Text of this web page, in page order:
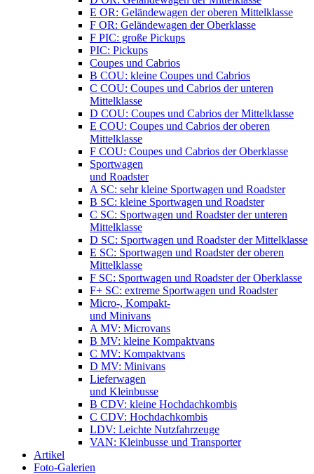
E OR: Geländewagen der oberen Mittelklasse
F OR: Geländewagen der Oberklasse
F PIC: große Pickups
PIC: Pickups
Coupes und Cabrios
B COU: kleine Coupes und Cabrios
C COU: Coupes und Cabrios der unteren
Mittelklasse
D COU: Coupes und Cabrios der Mittelklasse
E COU: Coupes und Cabrios der oberen
Mittelklasse
F COU: Coupes und Cabrios der Oberklasse
Sportwagen
und Roadster
A SC: sehr kleine Sportwagen und Roadster
B SC: kleine Sportwagen und Roadster
C SC: Sportwagen und Roadster der unteren
Mittelklasse
D SC: Sportwagen und Roadster der Mittelklasse
E SC: Sportwagen und Roadster der oberen
Mittelklasse
F SC: Sportwagen und Roadster der Oberklasse
F+ SC: extreme Sportwagen und Roadster
Micro-, Kompakt-
und Minivans
A MV: Microvans
B MV: kleine Kompaktvans
C MV: Kompaktvans
D MV: Minivans
Lieferwagen
und Kleinbusse
B CDV: kleine Hochdachkombis
C CDV: Hochdachkombis
LDV: Leichte Nutzfahrzeuge
VAN: Kleinbusse und Transporter
Artikel
Foto-Galerien